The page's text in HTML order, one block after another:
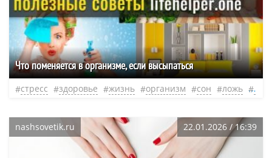
Что поменяется в организме, если высыпаться
стресс здоровье жизнь организм сон ложь нео
nashsovetik.ru 22.01.2026 / 16:39